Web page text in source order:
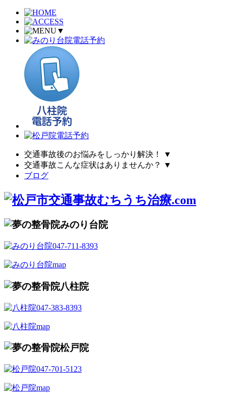
▼
交通事故後のお悩みをしっかり解決！
▼
交通事故こんな症状はありませんか？
▼
ブログ